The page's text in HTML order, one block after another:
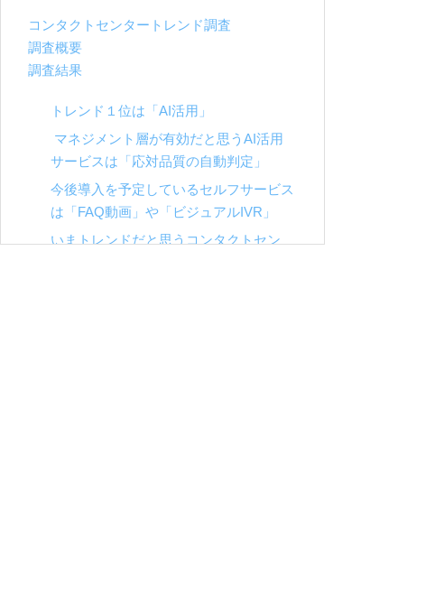
コンタクトセンタートレンド調査
調査概要
調査結果
トレンド１位は「AI活用」
マネジメント層が有効だと思うAI活用
サービスは「応対品質の自動判定」
今後導入を予定しているセルフサービス
は「FAQ動画」や「ビジュアルIVR」
いまトレンドだと思うコンタクトセン